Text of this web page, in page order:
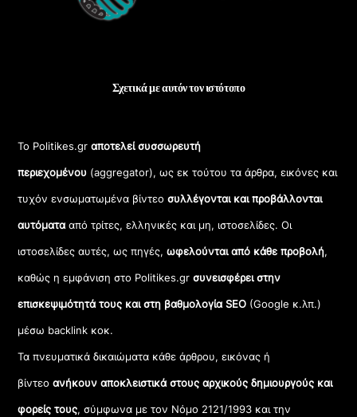
Σχετικά με αυτόν τον ιστότοπο
Το Politikes.grαποτελεί συσσωρευτή
περιεχομένου (aggregator), ως εκ τούτου τα άρθρα, εικόνες και
τυχόν ενσωματωμένα βίντεοσυλλέγονται και προβάλλονται
αυτόματααπό τρίτες, ελληνικές και μη, ιστοσελίδες. Οι
ιστοσελίδες αυτές, ως πηγές,ωφελούνται από κάθε προβολή,
καθώς η εμφάνιση στο Politikes.gr συνεισφέρει στην
επισκεψιμότητά τους και στη βαθμολογία SEO (Google κ.λπ.)
μέσω backlink κοκ.
Τα πνευματικά δικαιώματα κάθε άρθρου, εικόνας ή
βίντεοανήκουν αποκλειστικά στους αρχικούς δημιουργούς και
φορείς τους, σύμφωνα με τον Νόμο 2121/1993 και την